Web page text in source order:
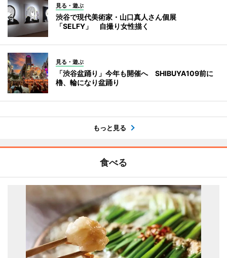
見る・遊ぶ
渋谷で現代美術家・山口真人さん個展
「SELFY」 自撮り女性描く
見る・遊ぶ
「渋谷盆踊り」今年も開催へ SHIBUYA109前に
櫓、輪になり盆踊り
もっと見る
食べる